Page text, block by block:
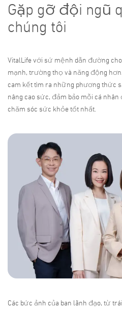
Gặp gỡ đội ngũ
chúng tôi
VitalLife với sứ mệnh dẫn đường
mạnh, trường thọ và năng động
cam kết tìm ra những phương thức
nâng cao sức, đảm bảo mỗi cá
chăm sóc sức khỏe tốt nhất.
Các bức ảnh của ban lãnh đạo, từ